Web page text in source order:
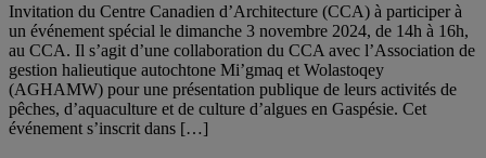
Invitation du Centre Canadien d’Architecture (CCA) à participer à
un événement spécial le dimanche 3 novembre 2024, de 14h à 16h,
au CCA. Il s’agit d’une collaboration du CCA avec l’Association de
gestion halieutique autochtone Mi’gmaq et Wolastoqey
(AGHAMW) pour une présentation publique de leurs activités de
pêches, d’aquaculture et de culture d’algues en Gaspésie. Cet
événement s’inscrit dans […]